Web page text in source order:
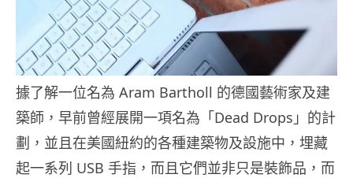
據了解一位名為 Aram Bartholl 的德國藝術家及建
築師，早前曾經展開一項名為「Dead Drops」的計
劃，並且在美國紐約的各種建築物及設施中，埋藏
起一系列 USB 手指，而且它們並非只是裝飾品，而